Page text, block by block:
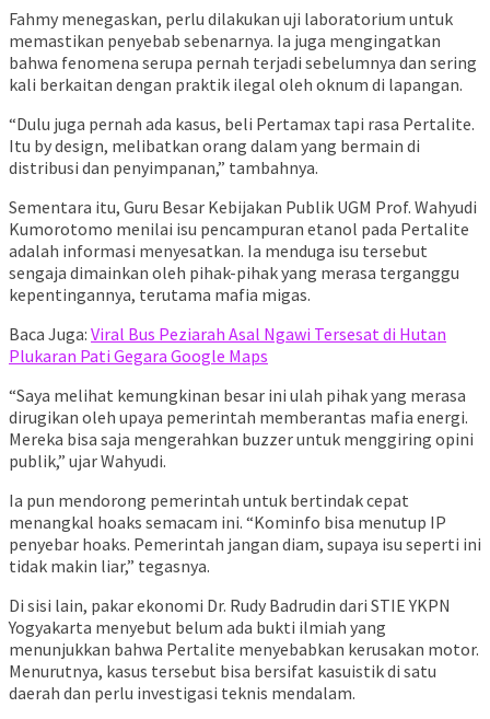
Fahmy menegaskan, perlu dilakukan uji laboratorium untuk
memastikan penyebab sebenarnya. Ia juga mengingatkan
bahwa fenomena serupa pernah terjadi sebelumnya dan sering
kali berkaitan dengan praktik ilegal oleh oknum di lapangan.
“Dulu juga pernah ada kasus, beli Pertamax tapi rasa Pertalite.
Itu by design, melibatkan orang dalam yang bermain di
distribusi dan penyimpanan,” tambahnya.
Sementara itu, Guru Besar Kebijakan Publik UGM Prof. Wahyudi
Kumorotomo menilai isu pencampuran etanol pada Pertalite
adalah informasi menyesatkan. Ia menduga isu tersebut
sengaja dimainkan oleh pihak-pihak yang merasa terganggu
kepentingannya, terutama mafia migas.
Baca Juga: Viral Bus Peziarah Asal Ngawi Tersesat di Hutan
Plukaran Pati Gegara Google Maps
“Saya melihat kemungkinan besar ini ulah pihak yang merasa
dirugikan oleh upaya pemerintah memberantas mafia energi.
Mereka bisa saja mengerahkan buzzer untuk menggiring opini
publik,” ujar Wahyudi.
Ia pun mendorong pemerintah untuk bertindak cepat
menangkal hoaks semacam ini. “Kominfo bisa menutup IP
penyebar hoaks. Pemerintah jangan diam, supaya isu seperti ini
tidak makin liar,” tegasnya.
Di sisi lain, pakar ekonomi Dr. Rudy Badrudin dari STIE YKPN
Yogyakarta menyebut belum ada bukti ilmiah yang
menunjukkan bahwa Pertalite menyebabkan kerusakan motor.
Menurutnya, kasus tersebut bisa bersifat kasuistik di satu
daerah dan perlu investigasi teknis mendalam.